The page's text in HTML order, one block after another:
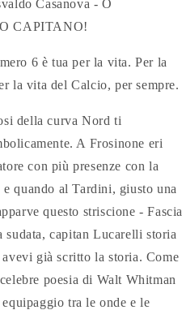
Casanova - O
CAPITANO!
6 è tua per la vita. Per la
la vita del Calcio, per sempre.
della curva Nord ti
A Frosinone eri
con più presenze con la
e quando al Tardini, giusto una
questo striscione - Fascia
sudata, capitan Lucarelli storia
già scritto la storia. Come
poesia di Walt Whitman
tra le onde e le